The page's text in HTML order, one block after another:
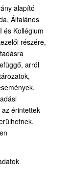
alapító
Általános
és Kollégium
részére,
arról
érintettek